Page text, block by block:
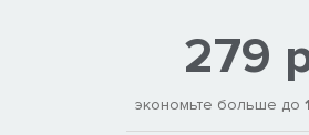
279
экономьте больше до